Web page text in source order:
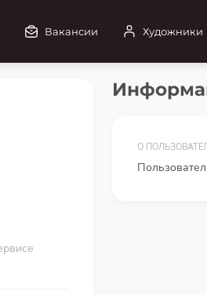
Вакансии Художники
О